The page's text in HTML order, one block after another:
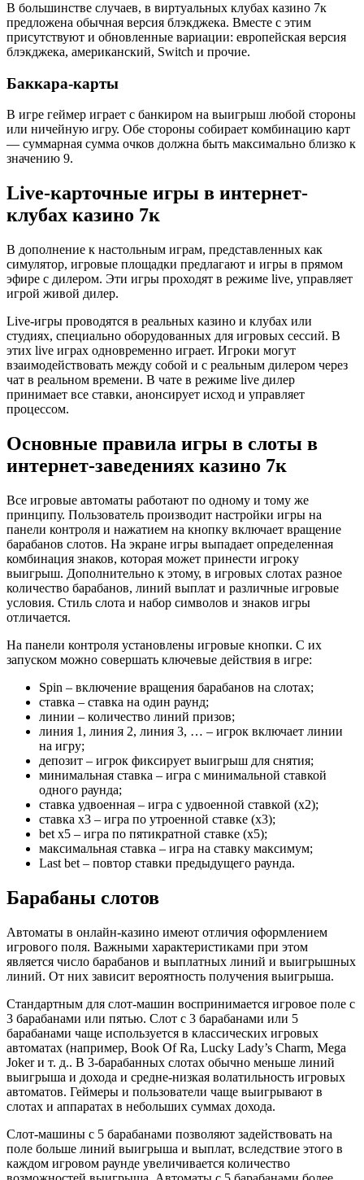
В большинстве случаев, в виртуальных клубах казино 7к
предложена обычная версия блэкджека. Вместе с этим
присутствуют и обновленные вариации: европейская версия
блэкджека, американский, Switch и прочие.
Баккара-карты
В игре геймер играет с банкиром на выигрыш любой стороны
или ничейную игру. Обе стороны собирает комбинацию карт
— суммарная сумма очков должна быть максимально близко к
значению 9.
Live-карточные игры в интернет-
клубах казино 7к
В дополнение к настольным играм, представленных как
симулятор, игровые площадки предлагают и игры в прямом
эфире с дилером. Эти игры проходят в режиме live, управляет
игрой живой дилер.
Live-игры проводятся в реальных казино и клубах или
студиях, специально оборудованных для игровых сессий. В
этих live играх одновременно играет. Игроки могут
взаимодействовать между собой и с реальным дилером через
чат в реальном времени. В чате в режиме live дилер
принимает все ставки, анонсирует исход и управляет
процессом.
Основные правила игры в слоты в
интернет-заведениях казино 7к
Все игровые автоматы работают по одному и тому же
принципу. Пользователь производит настройки игры на
панели контроля и нажатием на кнопку включает вращение
барабанов слотов. На экране игры выпадает определенная
комбинация знаков, которая может принести игроку
выигрыш. Дополнительно к этому, в игровых слотах разное
количество барабанов, линий выплат и различные игровые
условия. Стиль слота и набор символов и знаков игры
отличается.
На панели контроля установлены игровые кнопки. С их
запуском можно совершать ключевые действия в игре:
Spin – включение вращения барабанов на слотах;
ставка – ставка на один раунд;
линии – количество линий призов;
линия 1, линия 2, линия 3, … – игрок включает линии
на игру;
депозит – игрок фиксирует выигрыш для снятия;
минимальная ставка – игра с минимальной ставкой
одного раунда;
ставка удвоенная – игра с удвоенной ставкой (х2);
ставка х3 – игра по утроенной ставке (х3);
bet х5 – игра по пятикратной ставке (х5);
максимальная ставка – игра на ставку максимум;
Last bet – повтор ставки предыдущего раунда.
Барабаны слотов
Автоматы в онлайн-казино имеют отличия оформлением
игрового поля. Важными характеристиками при этом
является число барабанов и выплатных линий и выигрышных
линий. От них зависит вероятность получения выигрыша.
Стандартным для слот-машин воспринимается игровое поле с
3 барабанами или пятью. Слот с 3 барабанами или 5
барабанами чаще используется в классических игровых
автоматах (например, Book Of Ra, Lucky Lady’s Charm, Mega
Joker и т. д.. В 3-барабанных слотах обычно меньше линий
выигрыша и дохода и средне-низкая волатильность игровых
автоматов. Геймеры и пользователи чаще выигрывают в
слотах и аппаратах в небольших суммах дохода.
Слот-машины с 5 барабанами позволяют задействовать на
поле больше линий выигрыша и выплат, вследствие этого в
каждом игровом раунде увеличивается количество